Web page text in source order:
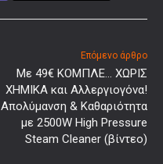
Επόμενο άρθρο
Με 49€ ΚΟΜΠΛΕ… ΧΩΡΙΣ
ΧΗΜΙΚΑ και Αλλεργιογόνα!
Απολύμανση & Καθαριότητα
με 2500W High Pressure
Steam Cleaner (βίντεο)